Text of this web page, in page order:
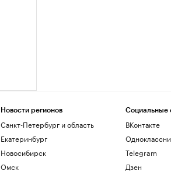
Новости регионов
Санкт-Петербург и область
Екатеринбург
Новосибирск
Омск
Социальные
ВКонтакте
Telegram
Дзен